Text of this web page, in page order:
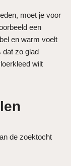
moet je voor
een
en warm voelt
dat zo glad
wilt
de zoektocht